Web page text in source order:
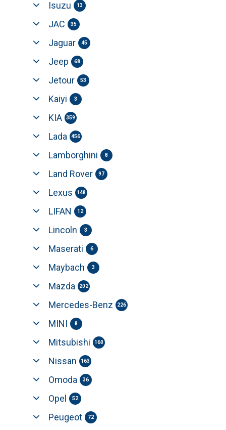
Isuzu 13
JAC 35
Jaguar 45
Jeep 68
Jetour 53
Kaiyi 3
KIA 359
Lada 456
Lamborghini 8
Land Rover 97
Lexus 148
LIFAN 12
Lincoln 3
Maserati 6
Maybach 3
Mazda 202
Mercedes-Benz 226
MINI 8
Mitsubishi 160
Nissan 163
Omoda 36
Opel 52
Peugeot 72